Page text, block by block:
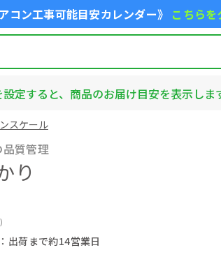
コン工事可能目安カレンダー》 こちら
定すると、商品のお届け目安を表示しま
スケール
質管理
り
出荷まで約14営業日